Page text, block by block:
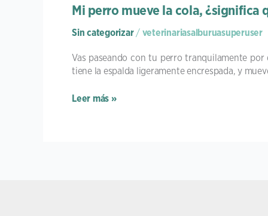
Mi perro mueve la cola, ¿significa
Sin categorizar/ veterinariasalburuasuperuser
Vas paseando con tu perro tranquilamente
tiene la espalda ligeramente encrespada, y
Leer más »